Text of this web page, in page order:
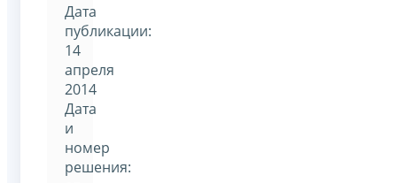
Дата
публикации:
14
апреля
2014
Дата
и
номер
решения: